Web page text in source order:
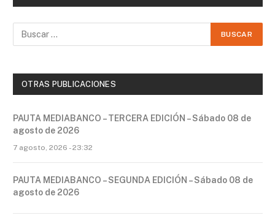
OTRAS PUBLICACIONES
PAUTA MEDIABANCO – TERCERA EDICIÓN – Sábado 08 de
agosto de 2026
7 agosto, 2026 - 23:32
PAUTA MEDIABANCO – SEGUNDA EDICIÓN – Sábado 08 de
agosto de 2026